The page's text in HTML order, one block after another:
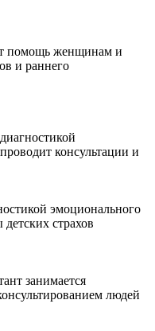
помощь женщинам и
и раннего
консультации и
эмоционального
страхов
занимается
людей